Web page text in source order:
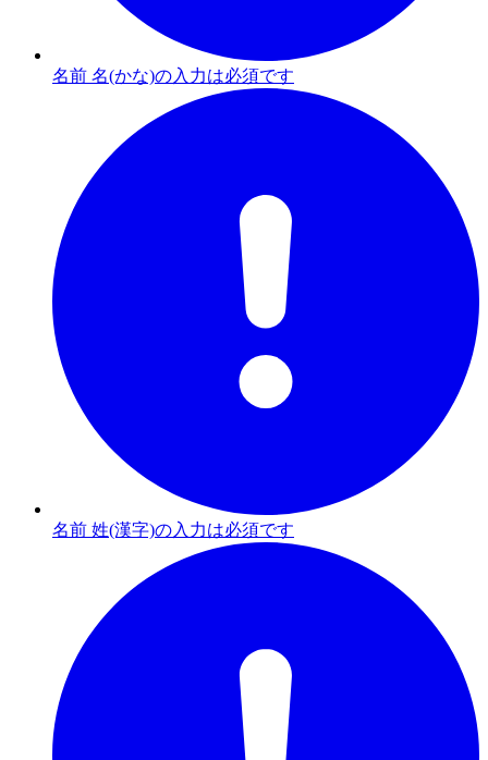
名前 名(かな)の入力は必須です
名前 姓(漢字)の入力は必須です